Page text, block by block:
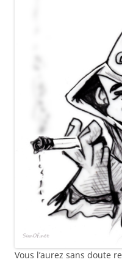
Vous l’aurez sans doute